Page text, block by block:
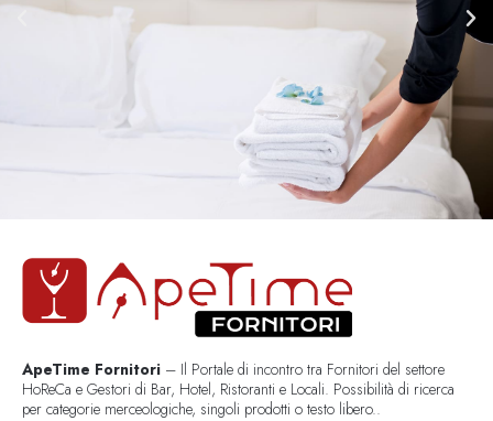
ApeTime Fornitori – Il Portale di incontro tra Fornitori del settore
HoReCa e Gestori di Bar, Hotel, Ristoranti e Locali. Possibilità di ricerca
per categorie merceologiche, singoli prodotti o testo libero..